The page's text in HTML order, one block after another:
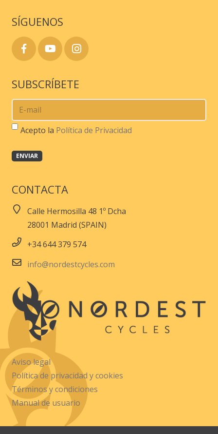
SÍGUENOS
SUBSCRÍBETE
Acepto la Política de Privacidad
CONTACTA
Calle Hermosilla 48 1º Dcha
28001 Madrid (SPAIN)
+34 644 379 574
info@nordestcycles.com
Aviso legal
Política de privacidad y cookies
Términos y condiciones
Manual de usuario